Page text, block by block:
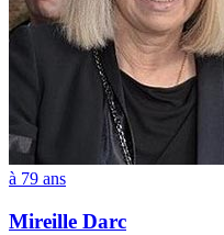
à 79 ans
Mireille Darc